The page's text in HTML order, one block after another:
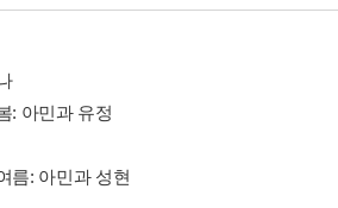
: 아민과 유정
름: 아민과 성현